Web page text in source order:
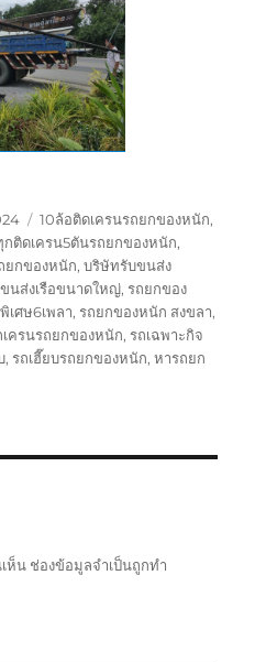
ป้าย
กำกับ
10ล้อติดเครนรถยกของหนัก,
กติดเครน5ตันรถยกของหนัก,
ยกของหนัก,บริษัทรับขนส่ง
นส่งเรือขนาดใหญ่,รถยกของ
เศษ6เพลา,รถยกของหนัก สงขลา,
เครนรถยกของหนัก,รถเฉพาะกิจ
,รถเฮี๊ยบรถยกของหนัก,หารถยก
ห็น ช่องข้อมูลจำเป็นถูกทำ